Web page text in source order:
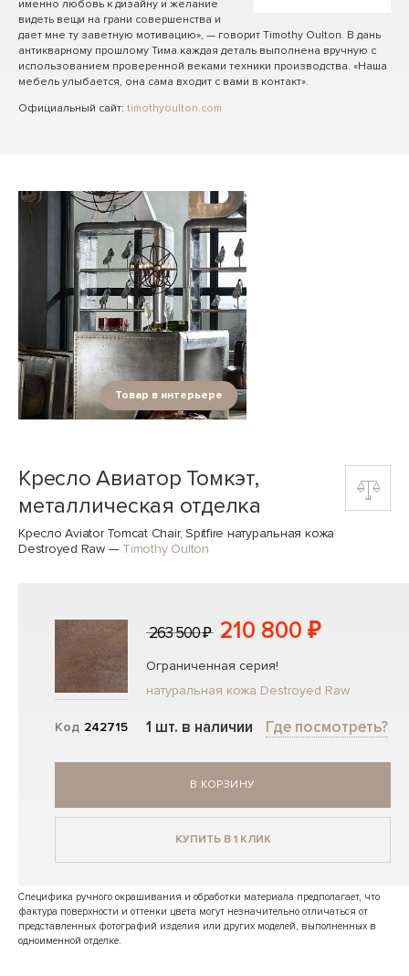
именно любовь к дизайну и желание
видеть вещи на грани совершенства и
дает мне ту заветную мотивацию», — говорит Timothy Oulton. В дань
антикварному прошлому Тима каждая деталь выполнена вручную с
использованием проверенной веками техники производства. «Наша
мебель улыбается, она сама входит с вами в контакт».
Официальный сайт: timothyoulton.com
Товар в интерьере
Кресло Авиатор Томкэт,
металлическая отделка
Кресло Aviator Tomcat Chair, Spitfire натуральная кожа
Destroyed Raw— Timothy Oulton
Код 242715
263 500 ₽ 210 800 ₽
Ограниченная серия!
натуральная кожа Destroyed Raw
1 шт. в наличии Где посмотреть?
В КОРЗИНУ
КУПИТЬ В 1 КЛИК
Специфика ручного окрашивания и обработки материала предполагает, что
фактура поверхности и оттенки цвета могут незначительно отличаться от
представленных фотографий изделия или других моделей, выполненных в
одноименной отделке.